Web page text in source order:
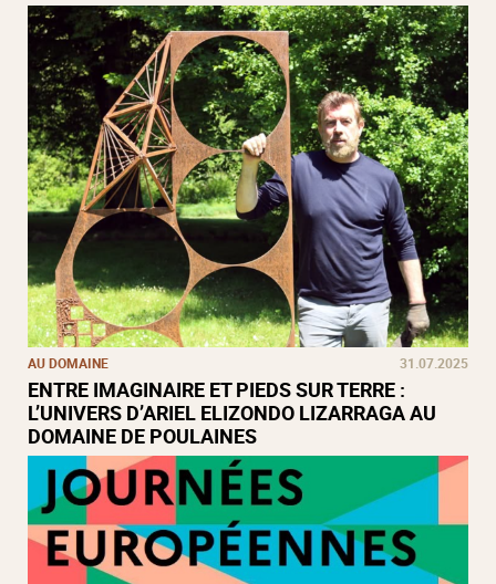
AU DOMAINE 31.07.2025
ENTRE IMAGINAIRE ET PIEDS SUR TERRE :
L’UNIVERS D’ARIEL ELIZONDO LIZARRAGA AU
DOMAINE DE POULAINES